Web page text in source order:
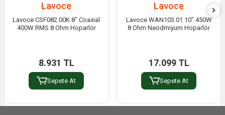
Lavoce
Lavoce CSF082.00K 8" Coaxial
400W RMS 8 Ohm Hoparlör
8.931 TL
Sepete At
Lavoce
Lavoce WAN103.01 10" 450W
8 Ohm Neodmiyum Hoparlör
17.099 TL
Sepete At